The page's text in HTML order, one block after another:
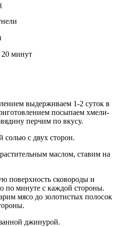
20 минут
выдерживаем 1-2 суток в
посыпаем хмели-
перчим по вкусу.
с двух сторон.
маслом, ставим на
поверхность сковороды и
по минуте с каждой стороны.
мясо до золотистых полосок
джинурой.